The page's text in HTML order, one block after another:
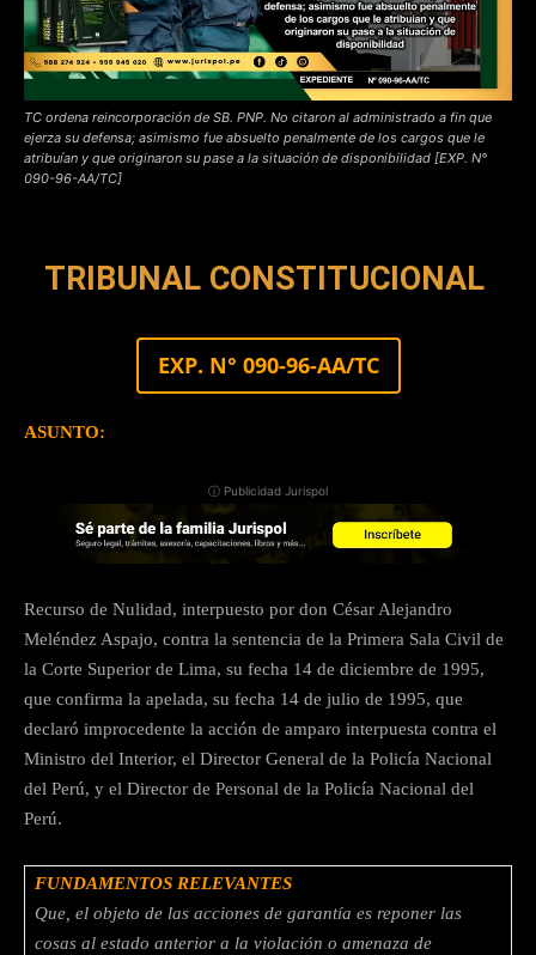
TC ordena reincorporación de SB. PNP. No citaron al administrado a fin que
ejerza su defensa; asimismo fue absuelto penalmente de los cargos que le
atribuían y que originaron su pase a la situación de disponibilidad [EXP. N°
090-96-AA/TC]
TRIBUNAL CONSTITUCIONAL
EXP. N° 090-96-AA/TC
ASUNTO:
ⓘ Publicidad Jurispol
Recurso de Nulidad, interpuesto por don César Alejandro
Meléndez Aspajo, contra la sentencia de la Primera Sala Civil de
la Corte Superior de Lima, su fecha 14 de diciembre de 1995,
que confirma la apelada, su fecha 14 de julio de 1995, que
declaró improcedente la acción de amparo interpuesta contra el
Ministro del Interior, el Director General de la Policía Nacional
del Perú, y el Director de Personal de la Policía Nacional del
Perú.
FUNDAMENTOS RELEVANTES
Que, el objeto de las acciones de garantía es reponer las
cosas al estado anterior a la violación o amenaza de